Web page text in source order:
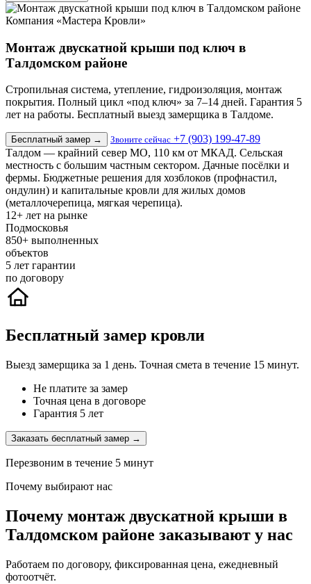
Компания «Мастера Кровли»
Монтаж двускатной крыши под ключ в
Талдомском районе
Стропильная система, утепление, гидроизоляция, монтаж
покрытия. Полный цикл «под ключ» за 7–14 дней. Гарантия 5
лет на работы. Бесплатный выезд замерщика в Талдоме.
Бесплатный замер → Звоните сейчас +7 (903) 199-47-89
Талдом — крайний север МО, 110 км от МКАД. Сельская
местность с большим частным сектором. Дачные посёлки и
фермы. Бюджетные решения для хозблоков (профнастил,
ондулин) и капитальные кровли для жилых домов
(металлочерепица, мягкая черепица).
12+ лет на рынке
Подмосковья
850+ выполненных
объектов
5 лет гарантии
по договору
Бесплатный замер кровли
Выезд замерщика за 1 день. Точная смета в течение 15 минут.
Не платите за замер
Точная цена в договоре
Гарантия 5 лет
Заказать бесплатный замер →
Перезвоним в течение 5 минут
Почему выбирают нас
Почему монтаж двускатной крыши в
Талдомском районе заказывают у нас
Работаем по договору, фиксированная цена, ежедневный
фотоотчёт.